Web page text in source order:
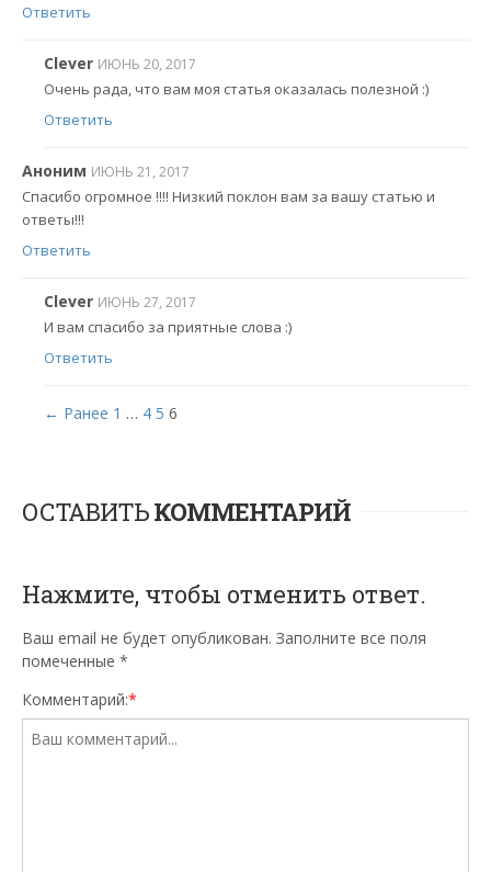
Ответить
Clever ИЮНЬ 20, 2017
Очень рада, что вам моя статья оказалась полезной :)
Ответить
Аноним ИЮНЬ 21, 2017
Спасибо огромное !!!! Низкий поклон вам за вашу статью и
ответы!!!
Ответить
Clever ИЮНЬ 27, 2017
И вам спасибо за приятные слова :)
Ответить
← Ранее 1 … 4 5 6
ОСТАВИТЬКОММЕНТАРИЙ
Нажмите, чтобы отменить ответ.
Ваш email не будет опубликован. Заполните все поля
помеченные *
Комментарий:*